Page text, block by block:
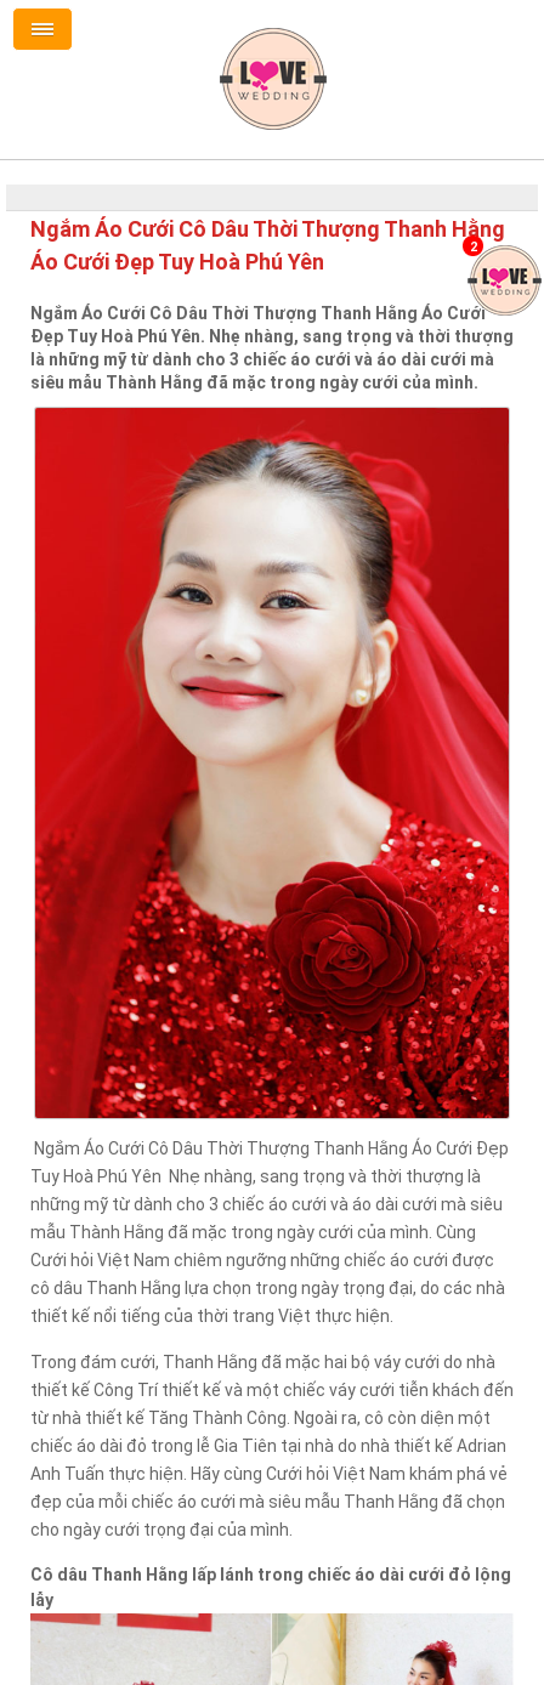
Ngắm Áo Cưới Cô Dâu Thời Thượng Thanh Hằng
Áo Cưới Đẹp Tuy Hoà Phú Yên
Ngắm Áo Cưới Cô Dâu Thời Thượng Thanh Hằng Áo Cưới
Đẹp Tuy Hoà Phú Yên. Nhẹ nhàng, sang trọng và thời thượng
là những mỹ từ dành cho 3 chiếc áo cưới và áo dài cưới mà
siêu mẫu Thành Hằng đã mặc trong ngày cưới của mình.
Ngắm Áo Cưới Cô Dâu Thời Thượng Thanh Hằng Áo Cưới Đẹp
Tuy Hoà Phú Yên Nhẹ nhàng, sang trọng và thời thượng là
những mỹ từ dành cho 3 chiếc áo cưới và áo dài cưới mà siêu
mẫu Thành Hằng đã mặc trong ngày cưới của mình. Cùng
Cưới hỏi Việt Nam chiêm ngưỡng những chiếc áo cưới được
cô dâu Thanh Hằng lựa chọn trong ngày trọng đại, do các nhà
thiết kế nổi tiếng của thời trang Việt thực hiện.
Trong đám cưới, Thanh Hằng đã mặc hai bộ váy cưới do nhà
thiết kế Công Trí thiết kế và một chiếc váy cưới tiễn khách đến
từ nhà thiết kế Tăng Thành Công. Ngoài ra, cô còn diện một
chiếc áo dài đỏ trong lễ Gia Tiên tại nhà do nhà thiết kế Adrian
Anh Tuấn thực hiện. Hãy cùng Cưới hỏi Việt Nam khám phá vẻ
đẹp của mỗi chiếc áo cưới mà siêu mẫu Thanh Hằng đã chọn
cho ngày cưới trọng đại của mình.
Cô dâu Thanh Hằng lấp lánh trong chiếc áo dài cưới đỏ lộng
lẫy
2